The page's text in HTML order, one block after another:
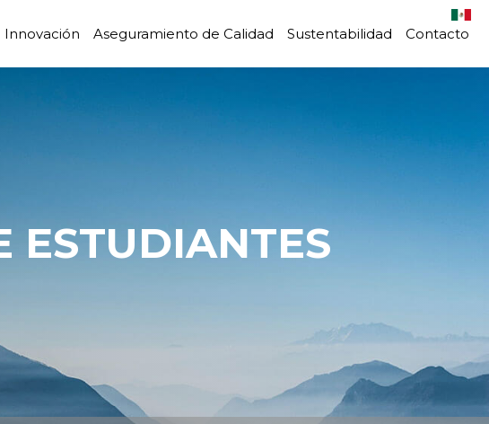
Innovación Aseguramiento de Calidad Sustentabilidad Contacto